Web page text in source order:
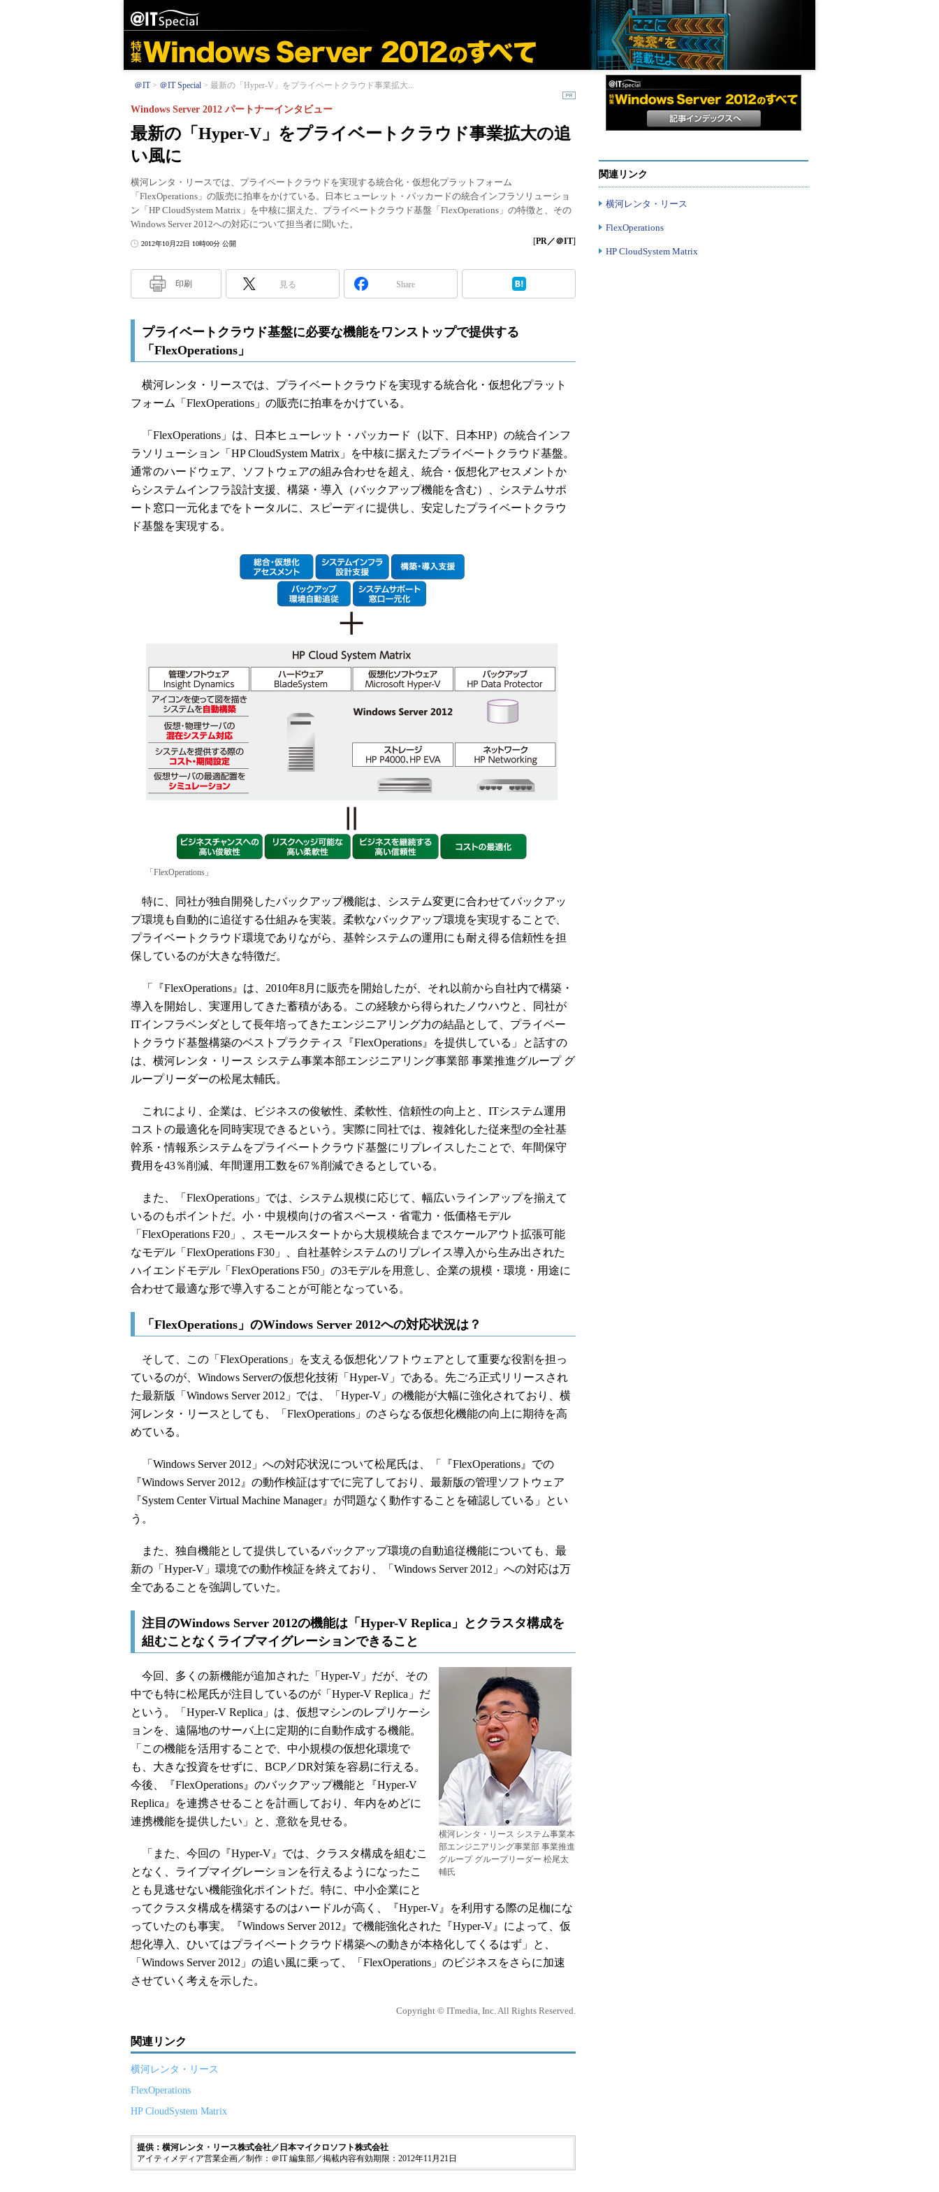
＠IT ＠IT Special 最新の「Hyper-V」をプライベートクラウド事業拡大...
最新の「Hyper-V」をプライベートクラウド事業拡大の追
い風に
Windows Server 2012 パートナーインタビュー
横河レンタ・リースでは、プライベートクラウドを実現する統合化・仮想化プラットフォーム
「FlexOperations」の販売に拍車をかけている。日本ヒューレット・パッカードの統合インフラソリューショ
ン「HP CloudSystem Matrix」を中核に据えた、プライベートクラウド基盤「FlexOperations」の特徴と、その
Windows Server 2012への対応について担当者に聞いた。
2012年10月22日 10時00分 公開 [PR／＠IT]
印刷 見る Share
プライベートクラウド基盤に必要な機能をワンストップで提供する
「FlexOperations」
横河レンタ・リースでは、プライベートクラウドを実現する統合化・仮想化プラット
フォーム「FlexOperations」の販売に拍車をかけている。
「FlexOperations」は、日本ヒューレット・パッカード（以下、日本HP）の統合インフ
ラソリューション「HP CloudSystem Matrix」を中核に据えたプライベートクラウド基盤。
通常のハードウェア、ソフトウェアの組み合わせを超え、統合・仮想化アセスメントか
らシステムインフラ設計支援、構築・導入（バックアップ機能を含む）、システムサポ
ート窓口一元化までをトータルに、スピーディに提供し、安定したプライベートクラウ
ド基盤を実現する。
「FlexOperations」
特に、同社が独自開発したバックアップ機能は、システム変更に合わせてバックアッ
プ環境も自動的に追従する仕組みを実装。柔軟なバックアップ環境を実現することで、
プライベートクラウド環境でありながら、基幹システムの運用にも耐え得る信頼性を担
保しているのが大きな特徴だ。
「『FlexOperations』は、2010年8月に販売を開始したが、それ以前から自社内で構築・
導入を開始し、実運用してきた蓄積がある。この経験から得られたノウハウと、同社が
ITインフラベンダとして長年培ってきたエンジニアリング力の結晶として、プライベー
トクラウド基盤構築のベストプラクティス『FlexOperations』を提供している」と話すの
は、横河レンタ・リース システム事業本部エンジニアリング事業部 事業推進グループ グ
ループリーダーの松尾太輔氏。
これにより、企業は、ビジネスの俊敏性、柔軟性、信頼性の向上と、ITシステム運用
コストの最適化を同時実現できるという。実際に同社では、複雑化した従来型の全社基
幹系・情報系システムをプライベートクラウド基盤にリプレイスしたことで、年間保守
費用を43％削減、年間運用工数を67％削減できるとしている。
また、「FlexOperations」では、システム規模に応じて、幅広いラインアップを揃えて
いるのもポイントだ。小・中規模向けの省スペース・省電力・低価格モデル
「FlexOperations F20」、スモールスタートから大規模統合までスケールアウト拡張可能
なモデル「FlexOperations F30」、自社基幹システムのリプレイス導入から生み出された
ハイエンドモデル「FlexOperations F50」の3モデルを用意し、企業の規模・環境・用途に
合わせて最適な形で導入することが可能となっている。
「FlexOperations」のWindows Server 2012への対応状況は？
そして、この「FlexOperations」を支える仮想化ソフトウェアとして重要な役割を担っ
ているのが、Windows Serverの仮想化技術「Hyper-V」である。先ごろ正式リリースされ
た最新版「Windows Server 2012」では、「Hyper-V」の機能が大幅に強化されており、横
河レンタ・リースとしても、「FlexOperations」のさらなる仮想化機能の向上に期待を高
めている。
「Windows Server 2012」への対応状況について松尾氏は、「『FlexOperations』での
『Windows Server 2012』の動作検証はすでに完了しており、最新版の管理ソフトウェア
『System Center Virtual Machine Manager』が問題なく動作することを確認している」とい
う。
また、独自機能として提供しているバックアップ環境の自動追従機能についても、最
新の「Hyper-V」環境での動作検証を終えており、「Windows Server 2012」への対応は万
全であることを強調していた。
注目のWindows Server 2012の機能は「Hyper-V Replica」とクラスタ構成を
組むことなくライブマイグレーションできること
横河レンタ・リース システム事業本
部エンジニアリング事業部 事業推進
グループ グループリーダー 松尾太
輔氏
今回、多くの新機能が追加された「Hyper-V」だが、その
中でも特に松尾氏が注目しているのが「Hyper-V Replica」だ
という。「Hyper-V Replica」は、仮想マシンのレプリケーシ
ョンを、遠隔地のサーバ上に定期的に自動作成する機能。
「この機能を活用することで、中小規模の仮想化環境で
も、大きな投資をせずに、BCP／DR対策を容易に行える。
今後、『FlexOperations』のバックアップ機能と『Hyper-V
Replica』を連携させることを計画しており、年内をめどに
連携機能を提供したい」と、意欲を見せる。
「また、今回の『Hyper-V』では、クラスタ構成を組むこ
となく、ライブマイグレーションを行えるようになったこ
とも見逃せない機能強化ポイントだ。特に、中小企業にと
ってクラスタ構成を構築するのはハードルが高く、『Hyper-V』を利用する際の足枷にな
っていたのも事実。『Windows Server 2012』で機能強化された『Hyper-V』によって、仮
想化導入、ひいてはプライベートクラウド構築への動きが本格化してくるはず」と、
「Windows Server 2012」の追い風に乗って、「FlexOperations」のビジネスをさらに加速
させていく考えを示した。
Copyright © ITmedia, Inc. All Rights Reserved.
関連リンク
横河レンタ・リース
FlexOperations
HP CloudSystem Matrix
提供：横河レンタ・リース株式会社／日本マイクロソフト株式会社
アイティメディア営業企画／制作：＠IT 編集部／掲載内容有効期限：2012年11月21日
関連リンク
横河レンタ・リース
FlexOperations
HP CloudSystem Matrix